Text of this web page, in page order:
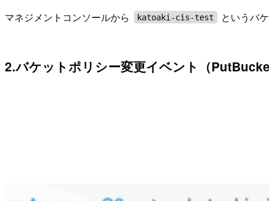
マネジメントコンソールから katoaki-cis-test というバ
2.バケットポリシー変更イベント（